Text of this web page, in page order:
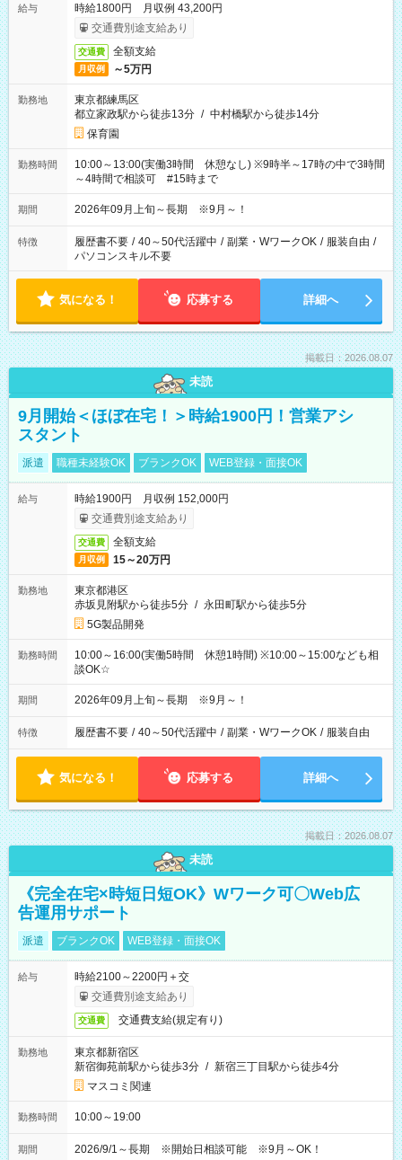
給与
時給1800円 月収例 43,200円
交通費別途支給あり
交通費 全額支給
月収例 ～5万円
勤務地
東京都練馬区
都立家政駅から徒歩13分 / 中村橋駅から徒歩14分
保育園
勤務時間
10:00～13:00(実働3時間 休憩なし) ※9時半～17時の中で3時間
～4時間で相談可 #15時まで
期間 2026年09月上旬～長期 ※9月～！
特徴 履歴書不要 / 40～50代活躍中 / 副業・WワークOK / 服装自由 /
パソコンスキル不要
気になる！ 応募する 詳細へ
掲載日：2026.08.07
未読
9月開始＜ほぼ在宅！＞時給1900円！営業アシ
スタント
派遣 職種未経験OK ブランクOK WEB登録・面接OK
給与
時給1900円 月収例 152,000円
交通費別途支給あり
交通費 全額支給
月収例 15～20万円
勤務地
東京都港区
赤坂見附駅から徒歩5分 / 永田町駅から徒歩5分
5G製品開発
勤務時間
10:00～16:00(実働5時間 休憩1時間) ※10:00～15:00なども相
談OK☆
期間 2026年09月上旬～長期 ※9月～！
特徴 履歴書不要 / 40～50代活躍中 / 副業・WワークOK / 服装自由
気になる！ 応募する 詳細へ
掲載日：2026.08.07
未読
《完全在宅×時短日短OK》Wワーク可〇Web広
告運用サポート
派遣 ブランクOK WEB登録・面接OK
給与
時給2100～2200円＋交
交通費別途支給あり
交通費 交通費支給(規定有り)
勤務地
東京都新宿区
新宿御苑前駅から徒歩3分 / 新宿三丁目駅から徒歩4分
マスコミ関連
勤務時間 10:00～19:00
期間 2026/9/1～長期 ※開始日相談可能 ※9月～OK！